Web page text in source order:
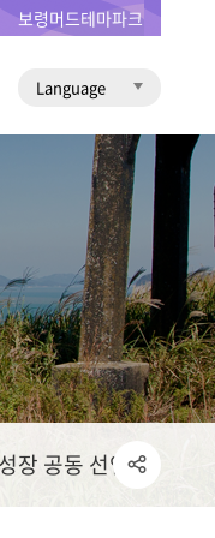
Language
보령머드테마파크
장 공동 선언문